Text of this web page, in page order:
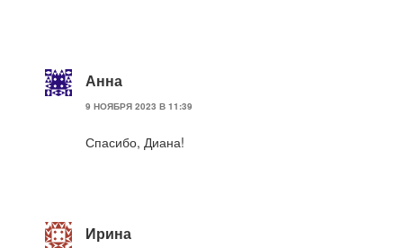
Анна
9 НОЯБРЯ 2023 В 11:39
Спасибо, Диана!
Ирина